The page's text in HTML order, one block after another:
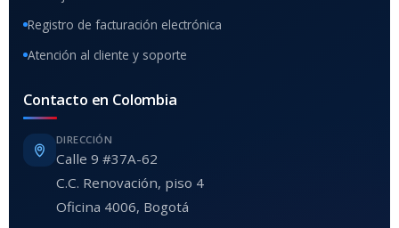
Registro de facturación electrónica
Atención al cliente y soporte
Contacto en Colombia
DIRECCIÓN
Calle 9 #37A-62
C.C. Renovación, piso 4
Oficina 4006, Bogotá